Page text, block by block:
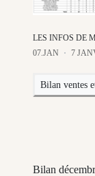
LES INFOS DE
07.JAN
7
Bilan ventes
Bilan